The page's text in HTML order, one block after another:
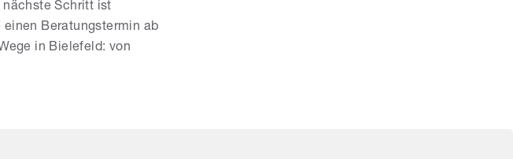
nächste Schritt ist
einen Beratungstermin ab
in Bielefeld: von